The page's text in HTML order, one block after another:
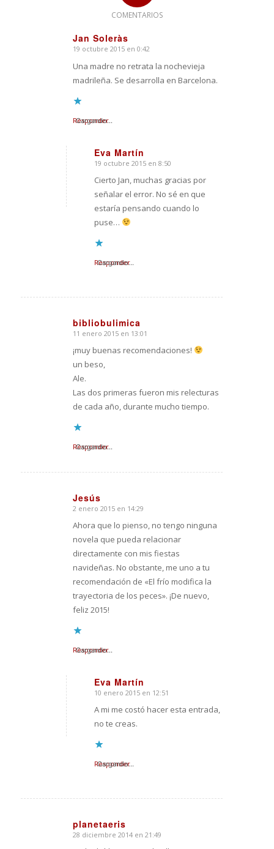
COMENTARIOS
Jan Soleràs
Dice:
19 octubre 2015 en 0:42
Una madre no retrata la nochevieja
madrileña. Se desarrolla en Barcelona.
Cargando...
Responder
Eva Martín
Dice:
19 octubre 2015 en 8:50
Cierto Jan, muchas gracias por
señalar el error. No sé en que
estaría pensando cuando lo
puse…
Cargando...
Responder
bibliobulimica
Dice:
11 enero 2015 en 13:01
¡muy buenas recomendaciones!
un beso,
Ale.
Las dos primeras fueron mis relecturas
de cada año, durante mucho tiempo.
Cargando...
Responder
Jesús
Dice:
2 enero 2015 en 14:29
Ahora que lo pienso, no tengo ninguna
novela que pueda relacionar
directamente con mis fiestas
navideñas. No obstante, me uno a tu
recomendación de «El frío modifica la
trayectoria de los peces». ¡De nuevo,
feliz 2015!
Cargando...
Responder
Eva Martín
Dice:
10 enero 2015 en 12:51
A mi me costó hacer esta entrada,
no te creas.
Cargando...
Responder
planetaeris
Dice:
28 diciembre 2014 en 21:49